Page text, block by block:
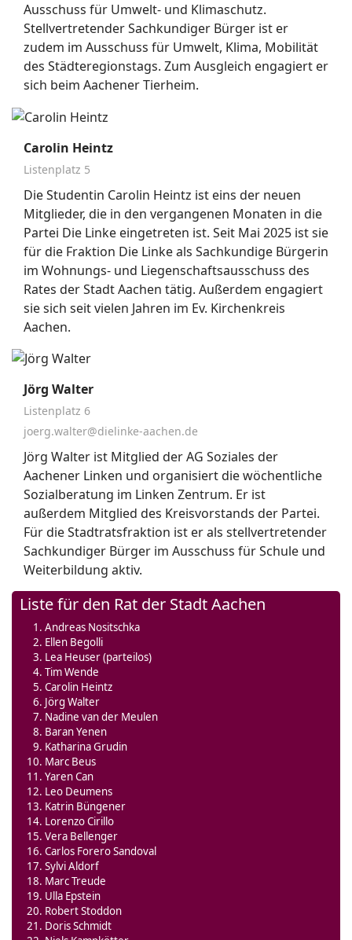
Ausschuss für Umwelt- und Klimaschutz.
Stellvertretender Sachkundiger Bürger ist er
zudem im Ausschuss für Umwelt, Klima, Mobilität
des Städteregionstags. Zum Ausgleich engagiert er
sich beim Aachener Tierheim.
Carolin Heintz
Listenplatz 5
Die Studentin Carolin Heintz ist eins der neuen
Mitglieder, die in den vergangenen Monaten in die
Partei Die Linke eingetreten ist. Seit Mai 2025 ist sie
für die Fraktion Die Linke als Sachkundige Bürgerin
im Wohnungs- und Liegenschaftsausschuss des
Rates der Stadt Aachen tätig. Außerdem engagiert
sie sich seit vielen Jahren im Ev. Kirchenkreis
Aachen.
Jörg Walter
Listenplatz 6
joerg.walter@dielinke-aachen.de
Jörg Walter ist Mitglied der AG Soziales der
Aachener Linken und organisiert die wöchentliche
Sozialberatung im Linken Zentrum. Er ist
außerdem Mitglied des Kreisvorstands der Partei.
Für die Stadtratsfraktion ist er als stellvertretender
Sachkundiger Bürger im Ausschuss für Schule und
Weiterbildung aktiv.
Liste für den Rat der Stadt Aachen
Andreas Nositschka
Ellen Begolli
Lea Heuser (parteilos)
Tim Wende
Carolin Heintz
Jörg Walter
Nadine van der Meulen
Baran Yenen
Katharina Grudin
Marc Beus
Yaren Can
Leo Deumens
Katrin Büngener
Lorenzo Cirillo
Vera Bellenger
Carlos Forero Sandoval
Sylvi Aldorf
Marc Treude
Ulla Epstein
Robert Stoddon
Doris Schmidt